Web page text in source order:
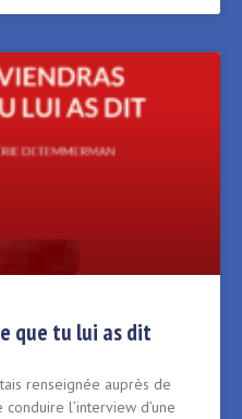
que tu lui as dit
renseignée auprès de
l’interview d’une